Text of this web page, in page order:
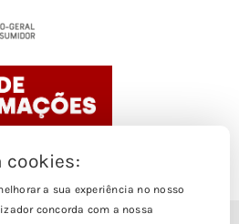
a sua experiência no nosso
concorda com a nossa